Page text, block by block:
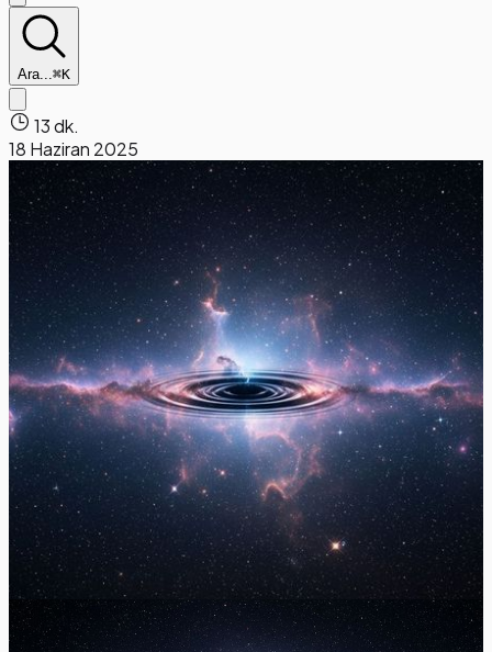
Ara...⌘K
13 dk.
18 Haziran 2025